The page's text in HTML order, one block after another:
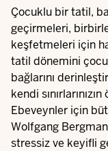
Çocuklu bir tatil,
geçirmeleri,
keşfetmeleri için
tatil dönemini
bağlarını
kendi
Ebeveynler için
Wolfgang
stressiz ve keyifli